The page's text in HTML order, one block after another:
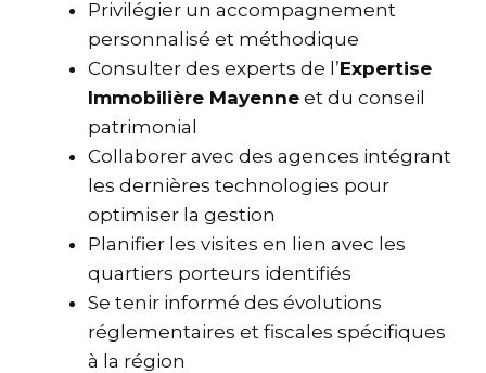
Privilégier un accompagnement
personnalisé et méthodique
Consulter des experts de l’Expertise
Immobilière Mayenne et du conseil
patrimonial
Collaborer avec des agences intégrant
les dernières technologies pour
optimiser la gestion
Planifier les visites en lien avec les
quartiers porteurs identifiés
Se tenir informé des évolutions
réglementaires et fiscales spécifiques
à la région